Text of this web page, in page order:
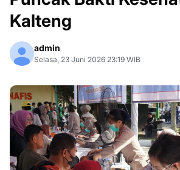
Kalteng
admin
Selasa, 23 Juni 2026 23:19 WIB